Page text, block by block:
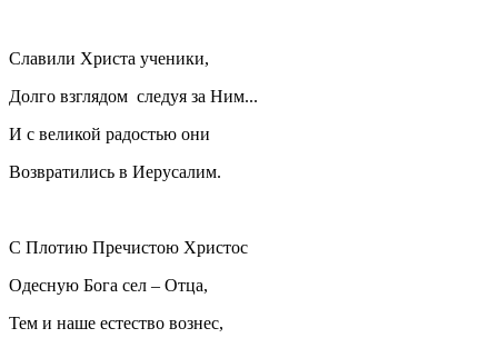
Славили Христа ученики,
Долго взглядом следуя за Ним...
И с великой радостью они
Возвратились в Иерусалим.
С Плотию Пречистою Христос
Одесную Бога сел – Отца,
Тем и наше естество вознес,